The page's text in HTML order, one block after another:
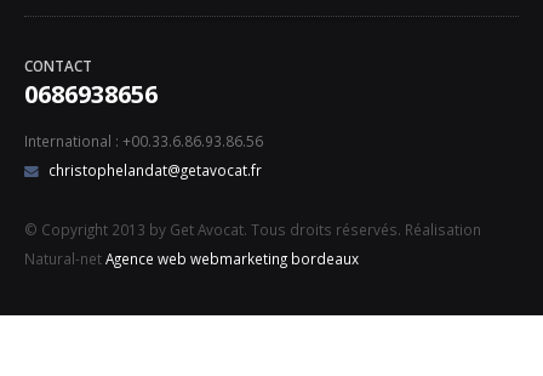
CONTACT
0686938656
International : +00.33.6.86.93.86.56
christophelandat@getavocat.fr
© Copyright 2013 by Get Avocat. Tous droits réservés. Réalisation
Natural-netAgence web webmarketing bordeaux